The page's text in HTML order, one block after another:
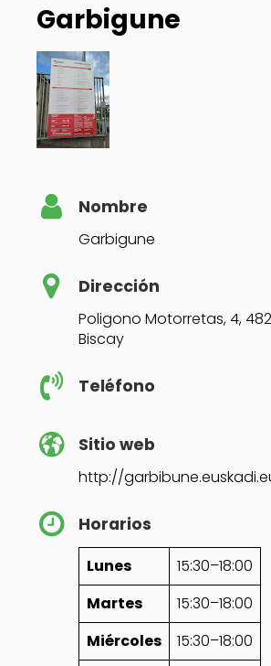
Garbigune
Nombre
Garbigune
Dirección
Poligono Motorretas, 4,
Biscay
Teléfono
Sitio web
http://
Horarios
Lunes
15:30–18:00
Martes
15:30–18:00
Miércoles
15:30–18:00